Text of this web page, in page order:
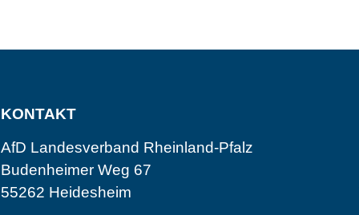
KONTAKT
AfD Landesverband Rheinland-Pfalz
Budenheimer Weg 67
55262 Heidesheim